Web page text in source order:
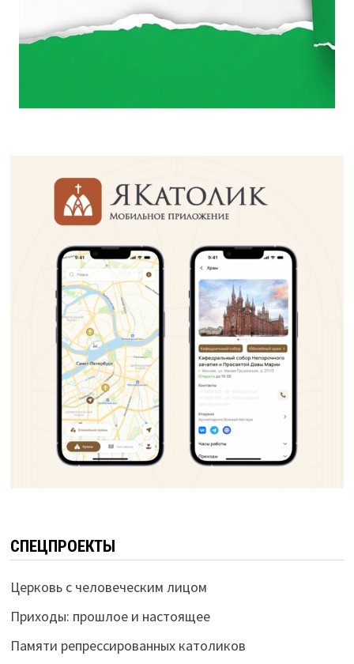
СПЕЦПРОЕКТЫ
Церковь с человеческим лицом
Приходы: прошлое и настоящее
Памяти репрессированных католиков